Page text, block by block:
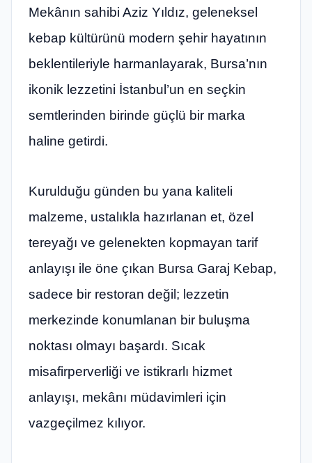
Mekânın sahibi Aziz Yıldız, geleneksel
kebap kültürünü modern şehir hayatının
beklentileriyle harmanlayarak, Bursa’nın
ikonik lezzetini İstanbul’un en seçkin
semtlerinden birinde güçlü bir marka
haline getirdi.
Kurulduğu günden bu yana kaliteli
malzeme, ustalıkla hazırlanan et, özel
tereyağı ve gelenekten kopmayan tarif
anlayışı ile öne çıkan Bursa Garaj Kebap,
sadece bir restoran değil; lezzetin
merkezinde konumlanan bir buluşma
noktası olmayı başardı. Sıcak
misafirperverliği ve istikrarlı hizmet
anlayışı, mekânı müdavimleri için
vazgeçilmez kılıyor.